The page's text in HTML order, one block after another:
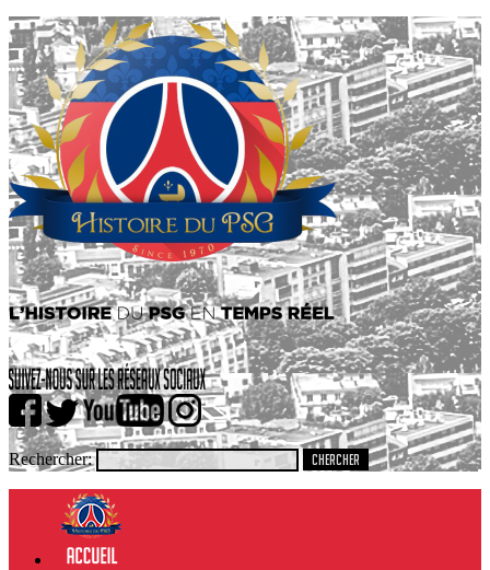
Rechercher: